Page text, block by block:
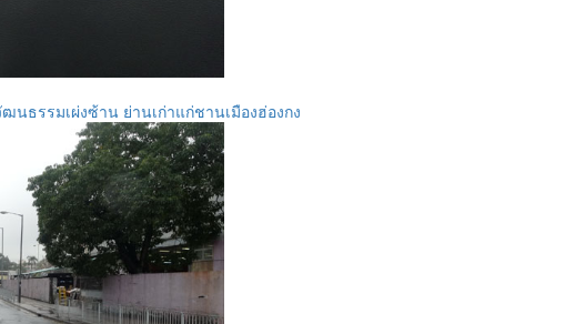
นธรรมเผ่งซ้าน ย่านเก่าแก่ชานเมืองฮ่องกง